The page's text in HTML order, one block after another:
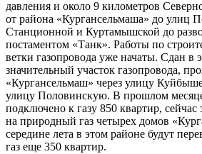
давления и около 9 километров
от района «Кургансельмаша» до улиц
Станционной и Куртамышской до
постаментом «Танк». Работы по
ветки газопровода уже начаты. Сдан в
значительный участок газопровода,
«Кургансельмаш» через улицу
улицу Половинскую. В прошлом
подключено к газу 850 квартир, сейчас
на природный газ четырех домов
середине лета в этом районе будут
газ еще 350 квартир.